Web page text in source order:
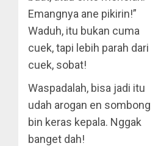
Emangnya ane pikirin!”
Waduh, itu bukan cuma
cuek, tapi lebih parah dari
cuek, sobat!
Waspadalah, bisa jadi itu
udah arogan en sombong
bin keras kepala. Nggak
banget dah!